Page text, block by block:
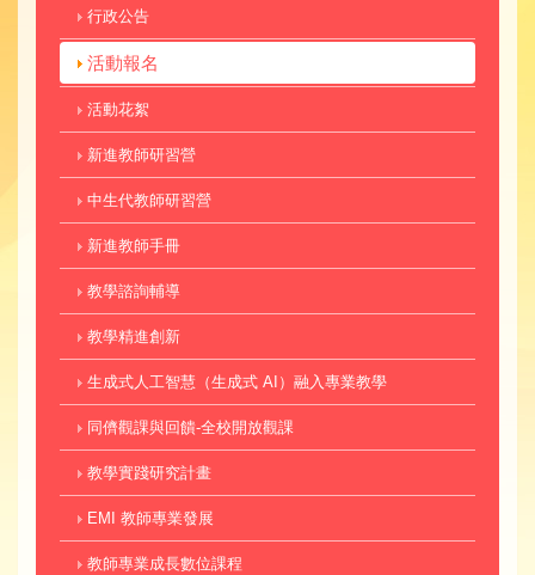
行政公告
活動報名
活動花絮
新進教師研習營
中生代教師研習營
新進教師手冊
教學諮詢輔導
教學精進創新
生成式人工智慧（生成式 AI）融入專業教學
同儕觀課與回饋-全校開放觀課
教學實踐研究計畫
EMI 教師專業發展
教師專業成長數位課程